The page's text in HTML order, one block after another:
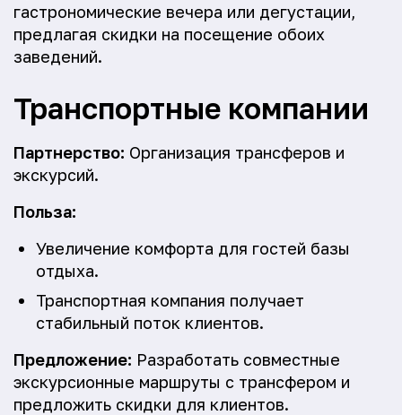
гастрономические вечера или дегустации,
предлагая скидки на посещение обоих
заведений.
Транспортные компании
Партнерство: Организация трансферов и
экскурсий.
Польза:
Увеличение комфорта для гостей базы
отдыха.
Транспортная компания получает
стабильный поток клиентов.
Предложение: Разработать совместные
экскурсионные маршруты с трансфером и
предложить скидки для клиентов.